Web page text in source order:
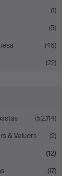
(1)
(5)
(46)
(22)
(52.114)
& Valuers
(2)
(12)
(17)